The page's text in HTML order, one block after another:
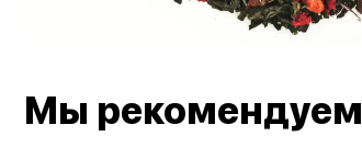
Мы рекомендуем